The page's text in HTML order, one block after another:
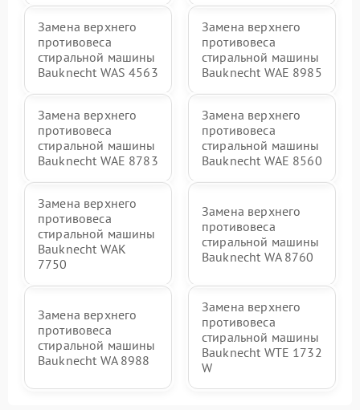
Замена верхнего
противовеса
стиральной машины
Bauknecht WAS 4563
Замена верхнего
противовеса
стиральной машины
Bauknecht WAE 8985
Замена верхнего
противовеса
стиральной машины
Bauknecht WAE 8783
Замена верхнего
противовеса
стиральной машины
Bauknecht WAE 8560
Замена верхнего
противовеса
стиральной машины
Bauknecht WAK
7750
Замена верхнего
противовеса
стиральной машины
Bauknecht WA 8760
Замена верхнего
противовеса
стиральной машины
Bauknecht WA 8988
Замена верхнего
противовеса
стиральной машины
Bauknecht WTE 1732
W